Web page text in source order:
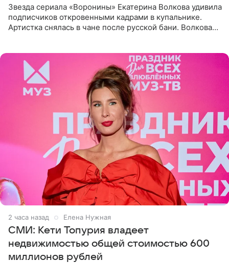
Звезда сериала «Воронины» Екатерина Волкова удивила
подписчиков откровенными кадрами в купальнике.
Артистка снялась в чане после русской бани. Волкова
2 часа назад Елена Нужная
СМИ: Кети Топурия владеет
недвижимостью общей стоимостью 600
миллионов рублей